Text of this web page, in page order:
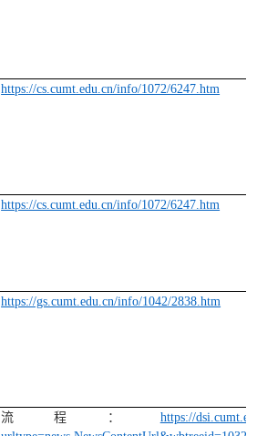
https://cs.cumt.edu.cn/info/1072/6247.htm
https://cs.cumt.edu.cn/info/1072/6247.htm
https://gs.cumt.edu.cn/info/1042/2838.htm
流程： https://